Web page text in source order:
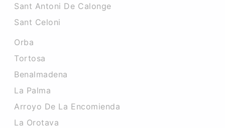
Sant Antoni De Calonge
Sant Celoni
Orba
Tortosa
Benalmadena
La Palma
Arroyo De La Encomienda
La Orotava